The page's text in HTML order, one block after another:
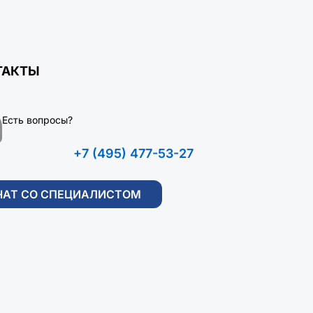
Есть вопросы?
+7 (495) 477-53-27
СО СПЕЦИАЛИСТОМ